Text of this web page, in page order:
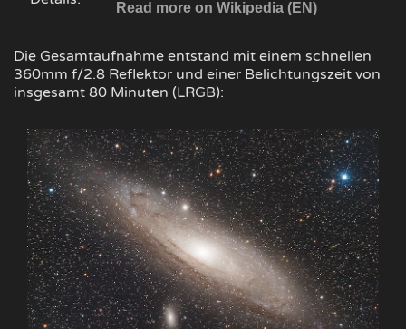
Read more on Wikipedia (EN)
Die Gesamtaufnahme entstand mit einem schnellen
360mm f/2.8 Reflektor und einer Belichtungszeit von
insgesamt 80 Minuten (LRGB):